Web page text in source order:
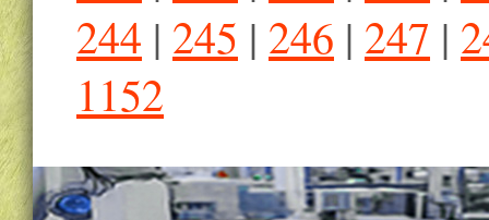
244 | 245 | 246 | 247 |
1152